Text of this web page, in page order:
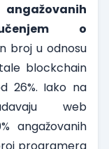
o
broj u odnosu
blockchain
26%. Iako na
web
angažovanih
programera